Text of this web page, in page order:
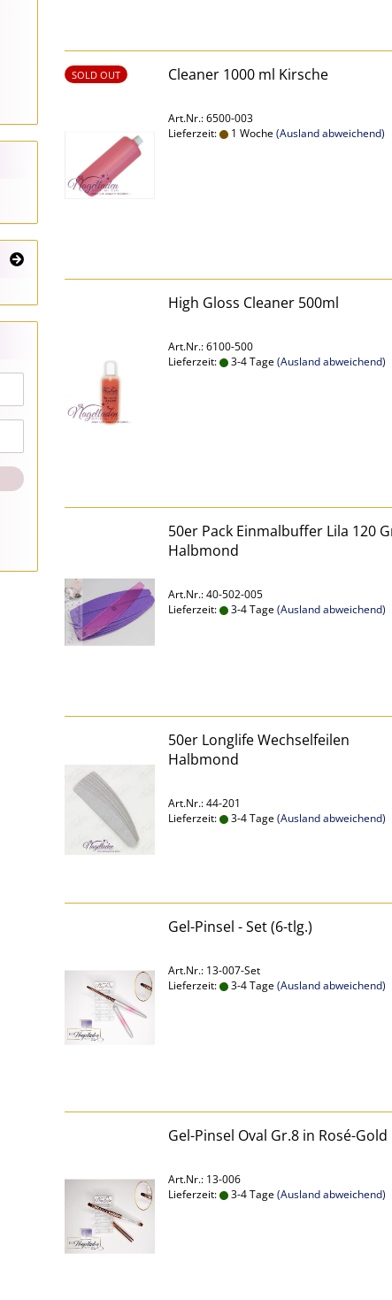
SOLD OUT Cleaner 1000 ml Kirsche
Art.Nr.: 6500-003
Lieferzeit:
1 Woche(Ausland abweichend)
High Gloss Cleaner 500ml
Art.Nr.: 6100-500
Lieferzeit:
3-4 Tage(Ausland abweichend)
50er Pack Einmalbuffer Lila 120
Halbmond
Art.Nr.: 40-502-005
Lieferzeit:
3-4 Tage(Ausland abweichend)
50er Longlife Wechselfeilen
Halbmond
Art.Nr.: 44-201
Lieferzeit:
3-4 Tage(Ausland abweichend)
Gel-Pinsel - Set (6-tlg.)
Art.Nr.: 13-007-Set
Lieferzeit:
3-4 Tage(Ausland abweichend)
Gel-Pinsel Oval Gr.8 in Rosé-Gold
Art.Nr.: 13-006
Lieferzeit:
3-4 Tage(Ausland abweichend)